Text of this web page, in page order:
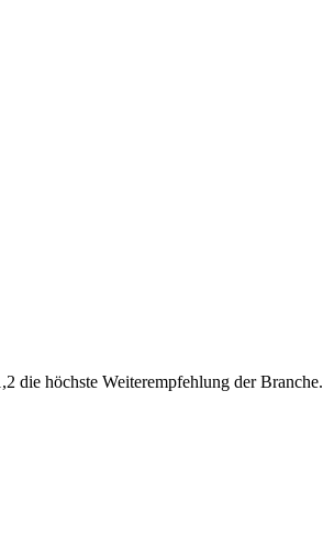
die höchste Weiterempfehlung der Branche.